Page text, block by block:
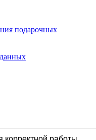
подарочных